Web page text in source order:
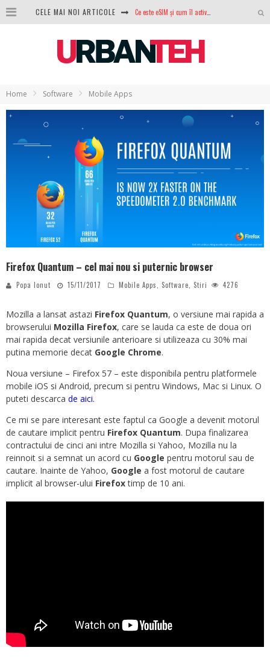
CELE MAI NOI ARTICOLE
Analiza producției fotovoltaice în România – cât produce un sistem solar pe timp de iarnă?
GTA VI poate fi precomandat oficial. Rockstar dezvăluie edițiile oficiale și bonusurile pe care le primești
Ce este eSIM și cum îl activezi pe telefon? Ghid complet pentru Android și iPhone
Home Software Mobile Apps
Firefox Quantum – cel mai nou si puternic browser
Popa Ionut 15/11/2017 Mobile Apps, Software, Stiri 4276
Mozilla a lansat astazi Firefox Quantum, o versiune mai rapida a
browserului Mozilla Firefox, care se lauda ca este de doua ori
mai rapida decat versiunile anterioare si utilizeaza cu 30% mai
putina memorie decat Google Chrome.
Noua versiune – Firefox 57 – este disponibila pentru platformele
mobile iOS si Android, precum si pentru Windows, Mac si Linux. O
puteti descarca de aici.
Ce mi se pare interesant este faptul ca Google a devenit motorul
de cautare implicit pentru Firefox Quantum. Dupa finalizarea
contractului de cinci ani intre Mozilla si Yahoo, Mozilla nu la
reinnoit si a semnat un acord cu Google pentru motorul sau de
cautare. Inainte de Yahoo, Google a fost motorul de cautare
implicit al browser-ului Firefoxtimp de 10 ani.